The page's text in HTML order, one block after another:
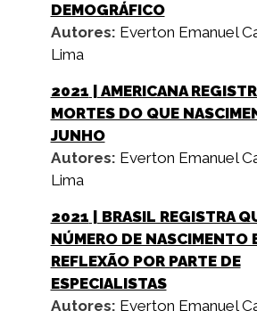
DEMOGRÁFICO
Autores: Everton Emanuel
Lima
2021 | AMERICANA
MORTES DO QUE
JUNHO
Autores: Everton Emanuel
Lima
2021 | BRASIL REGISTRA
NÚMERO DE NASCIMENTO
REFLEXÃO POR PARTE DE
ESPECIALISTAS
Autores: Everton Emanuel